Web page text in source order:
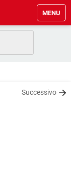
MENU
Successivo